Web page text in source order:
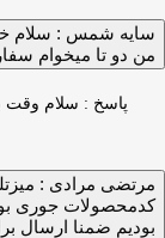
سايه شمس : سلام
من دو تا ميخوام
پاسخ : سلام وقت
مرتضی مرادی :
کدمحصولات جوری
بودیم ضمنا ارسال